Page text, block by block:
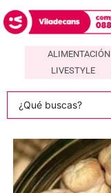
ALIMENTACIÓN
LIVESTYLE